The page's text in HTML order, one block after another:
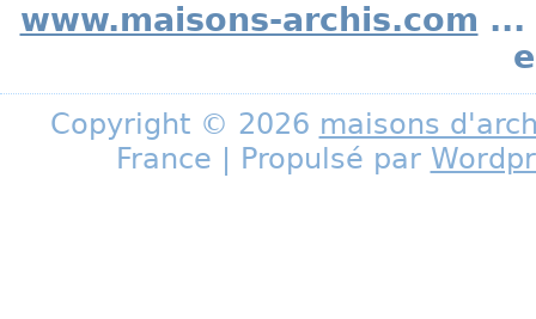
www.maisons-archis.com ...
Copyright © 2026 maisons
France | Propulsé par